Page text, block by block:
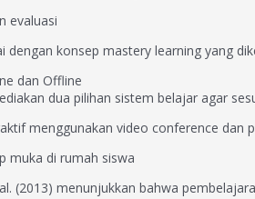
evaluasi
dengan konsep mastery learning yang
dan Offline
dua pilihan sistem belajar agar
menggunakan video conference dan
muka di rumah siswa
(2013) menunjukkan bahwa